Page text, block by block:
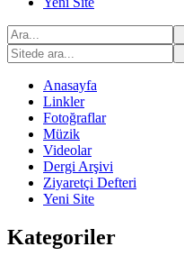
Anasayfa
Linkler
Fotoğraflar
Müzik
Videolar
Dergi Arşivi
Ziyaretçi Defteri
Yeni Site
Kategoriler